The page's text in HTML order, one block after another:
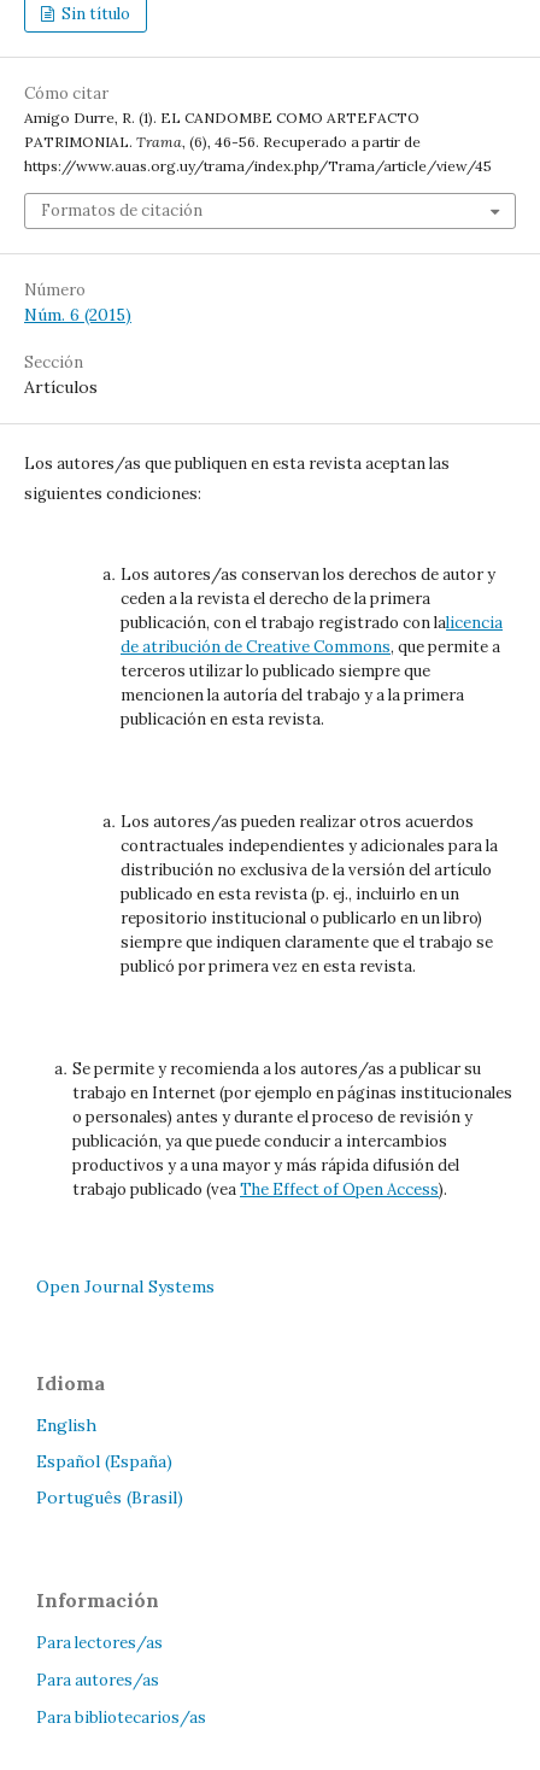
Sin título
Cómo citar
Amigo Durre, R. (1). EL CANDOMBE COMO ARTEFACTO
PATRIMONIAL. Trama, (6), 46-56. Recuperado a partir de
https://www.auas.org.uy/trama/index.php/Trama/article/view/45
Formatos de citación
Número
Núm. 6 (2015)
Sección
Artículos
Los autores/as que publiquen en esta revista aceptan las
siguientes condiciones:
Los autores/as conservan los derechos de autor y
ceden a la revista el derecho de la primera
publicación, con el trabajo registrado con lalicencia
de atribución de Creative Commons, que permite a
terceros utilizar lo publicado siempre que
mencionen la autoría del trabajo y a la primera
publicación en esta revista.
Los autores/as pueden realizar otros acuerdos
contractuales independientes y adicionales para la
distribución no exclusiva de la versión del artículo
publicado en esta revista (p. ej., incluirlo en un
repositorio institucional o publicarlo en un libro)
siempre que indiquen claramente que el trabajo se
publicó por primera vez en esta revista.
Se permite y recomienda a los autores/as a publicar su
trabajo en Internet (por ejemplo en páginas institucionales
o personales) antes y durante el proceso de revisión y
publicación, ya que puede conducir a intercambios
productivos y a una mayor y más rápida difusión del
trabajo publicado (veaThe Effect of Open Access).
Open Journal Systems
Idioma
English
Español (España)
Português (Brasil)
Información
Para lectores/as
Para autores/as
Para bibliotecarios/as